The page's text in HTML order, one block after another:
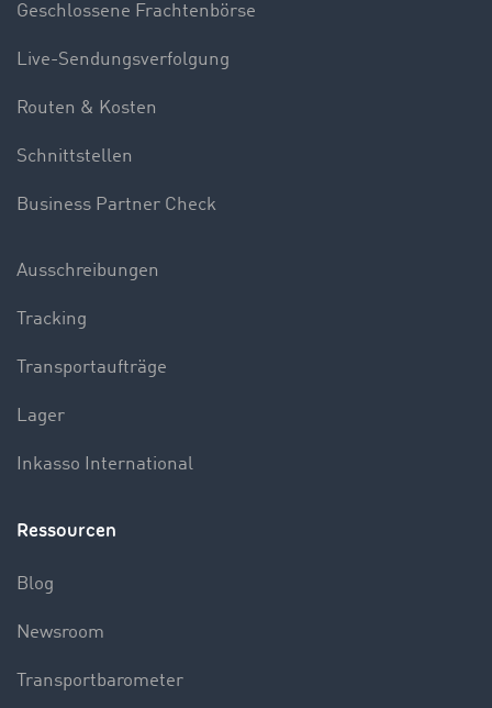
Geschlossene Frachtenbörse
Live-Sendungsverfolgung
Routen & Kosten
Schnittstellen
Business Partner Check
Ausschreibungen
Tracking
Transportaufträge
Lager
Inkasso International
Ressourcen
Blog
Newsroom
Transportbarometer